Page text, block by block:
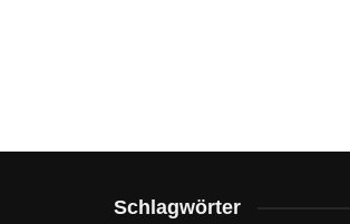
Schlagwörter